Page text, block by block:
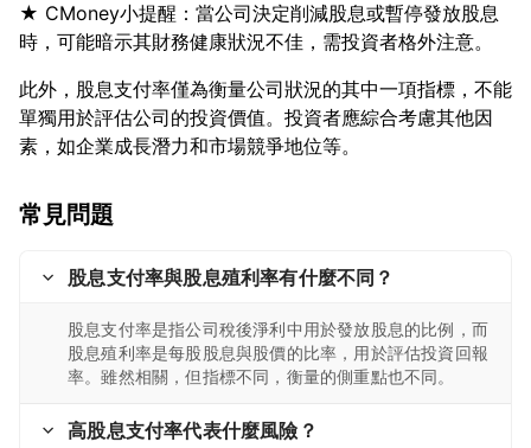
★ CMoney小提醒：當公司決定削減股息或暫停發放股息
此外，股息支付率僅為衡量公司狀況的其中一項指標，不能
單獨用於評估公司的投資價值。投資者應綜合考慮其他因
常見問題
股息支付率與股息殖利率有什麼不同？
股息支付率是指公司稅後淨利中用於發放股息的比例，而
股息殖利率是每股股息與股價的比率，用於評估投資回報
率。雖然相關，但指標不同，衡量的側重點也不同。
高股息支付率代表什麼風險？